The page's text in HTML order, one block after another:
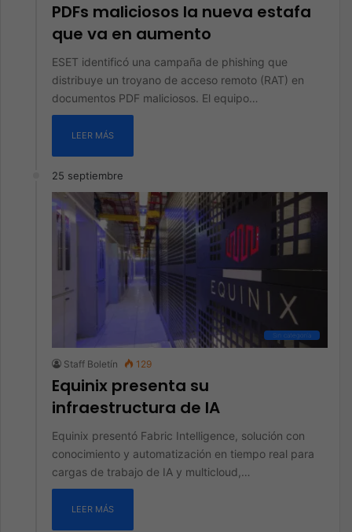
PDFs maliciosos la nueva estafa
que va en aumento
ESET identificó una campaña de phishing que
distribuye un troyano de acceso remoto (RAT) en
documentos PDF maliciosos. El equipo…
LEER MÁS
25 septiembre
Sin categoría
Staff Boletín 129
Equinix presenta su
infraestructura de IA
Equinix presentó Fabric Intelligence, solución con
conocimiento y automatización en tiempo real para
cargas de trabajo de IA y multicloud,…
LEER MÁS